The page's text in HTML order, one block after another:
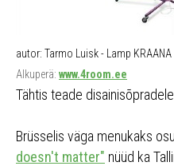
autor: Tarmo Luisk - Lamp KRAANA
Alkuperä: www.4room.ee
Tähtis teade
Brüsselis väga menukaks
doesn't matter" nüüd ka